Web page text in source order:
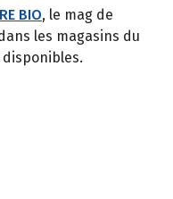
BIO, le mag de
les magasins du